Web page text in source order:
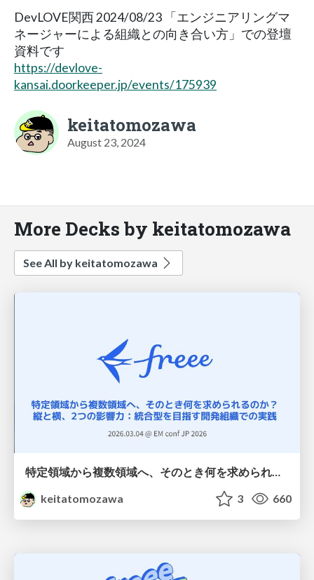
DevLOVE関西 2024/08/23 「エンジニアリングマ
ネージャーによる組織との向き合い方」での登壇
資料です
https://devlove-
kansai.doorkeeper.jp/events/175939
keitatomozawa
August 23, 2024
More Decks by keitatomozawa
See All by keitatomozawa
特定領域から複数領域へ、そのとき何を求められるのか？縦と横、2つの影響力：統合型を目指す大規模な開発組織での実践
keitatomozawa
3 660